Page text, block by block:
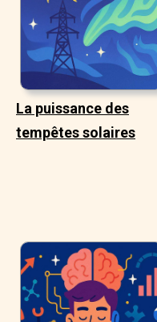
La puissance des
tempêtes solaires